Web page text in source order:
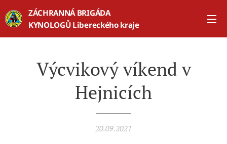
ZÁCHRANNÁ BRIGÁDA
KYNOLOGŮ Libereckého kraje
Výcvikový víkend v
Hejnicích
20.09.2021